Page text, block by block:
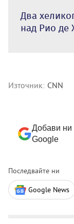
Два
над Рио де
Източник: CNN
Добави ни
Google
Последвайте ни
Google News